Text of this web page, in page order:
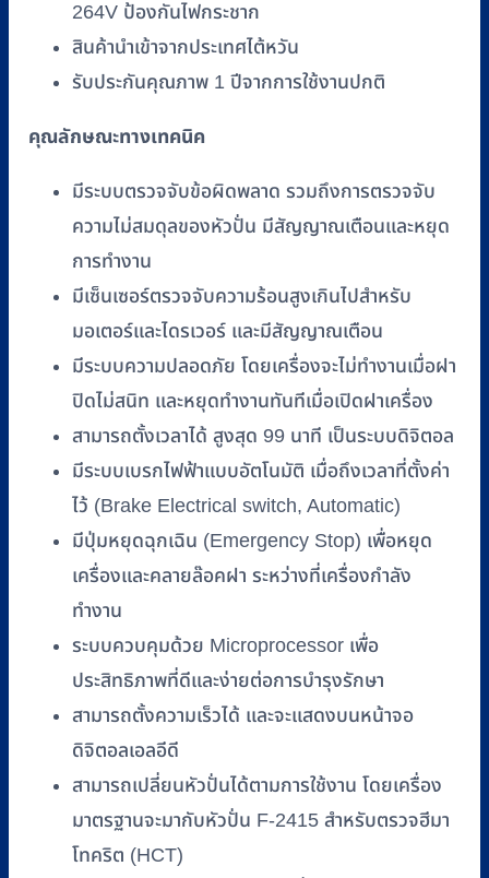
264V ป้องกันไฟกระชาก
สินค้านำเข้าจากประเทศไต้หวัน
รับประกันคุณภาพ 1 ปีจากการใช้งานปกติ
คุณลักษณะทางเทคนิค
มีระบบตรวจจับข้อผิดพลาด รวมถึงการตรวจจับ
ความไม่สมดุลของหัวปั่น มีสัญญาณเตือนและหยุด
การทำงาน
มีเซ็นเซอร์ตรวจจับความร้อนสูงเกินไปสำหรับ
มอเตอร์และไดรเวอร์ และมีสัญญาณเตือน
มีระบบความปลอดภัย โดยเครื่องจะไม่ทำงานเมื่อฝา
ปิดไม่สนิท และหยุดทำงานทันทีเมื่อเปิดฝาเครื่อง
สามารถตั้งเวลาได้ สูงสุด 99 นาที เป็นระบบดิจิตอล
มีระบบเบรกไฟฟ้าแบบอัตโนมัติ เมื่อถึงเวลาที่ตั้งค่า
ไว้ (Brake Electrical switch, Automatic)
มีปุ่มหยุดฉุกเฉิน (Emergency Stop) เพื่อหยุด
เครื่องและคลายล๊อคฝา ระหว่างที่เครื่องกำลัง
ทำงาน
ระบบควบคุมด้วย Microprocessor เพื่อ
ประสิทธิภาพที่ดีและง่ายต่อการบำรุงรักษา
สามารถตั้งความเร็วได้ และจะแสดงบนหน้าจอ
ดิจิตอลเอลอีดี
สามารถเปลี่ยนหัวปั่นได้ตามการใช้งาน โดยเครื่อง
มาตรฐานจะมากับหัวปั่น F-2415 สำหรับตรวจฮีมา
โทคริต (HCT)